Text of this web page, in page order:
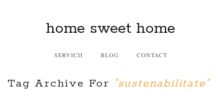
home sweet home
SERVICII BLOG CONTACT
Tag Archive For "sustenabilitate"